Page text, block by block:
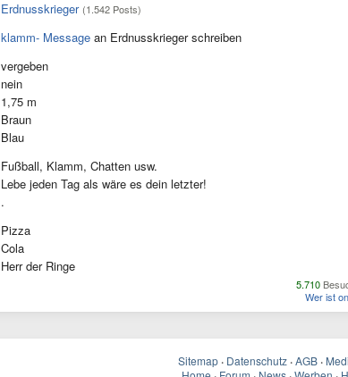
Erdnusskrieger (1.542 Posts)
klamm- Message an Erdnusskrieger schreiben
vergeben
nein
1,75 m
Braun
Blau
Fußball, Klamm, Chatten usw.
Lebe jeden Tag als wäre es dein letzter!
.
Pizza
Cola
Herr der Ringe
5.710
Wer ist
Sitemap · Datenschutz · AGB ·